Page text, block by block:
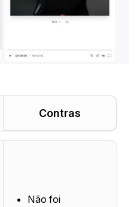
Contras
Não foi